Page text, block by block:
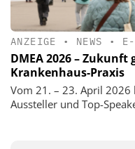
ANZEIGE • NEWS •
DMEA 2026 –
Krankenhaus-Praxis
Vom 21. – 23. April
Aussteller und Top-